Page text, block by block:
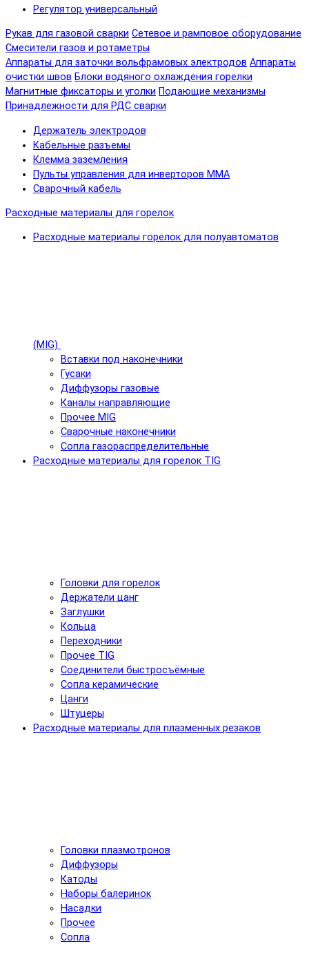
Регулятор универсальный
Рукав для газовой сварки Сетевое и рамповое оборудование
Смесители газов и ротаметры
Аппараты для заточки вольфрамовых электродов Аппараты
очистки швов Блоки водяного охлаждения горелки
Магнитные фиксаторы и уголки Подающие механизмы
Принадлежности для РДС сварки
Держатель электродов
Кабельные разъемы
Клемма заземления
Пульты управления для инверторов MMA
Сварочный кабель
Расходные материалы для горелок
Расходные материалы горелок для полуавтоматов
(MIG)
Вставки под наконечники
Гусаки
Диффузоры газовые
Каналы направляющие
Прочее MIG
Сварочные наконечники
Сопла газораспределительные
Расходные материалы для горелок TIG
Головки для горелок
Держатели цанг
Заглушки
Кольца
Переходники
Прочее TIG
Соединители быстросъёмные
Сопла керамические
Цанги
Штуцеры
Расходные материалы для плазменных резаков
Головки плазмотронов
Диффузоры
Катоды
Наборы балеринок
Насадки
Прочее
Сопла